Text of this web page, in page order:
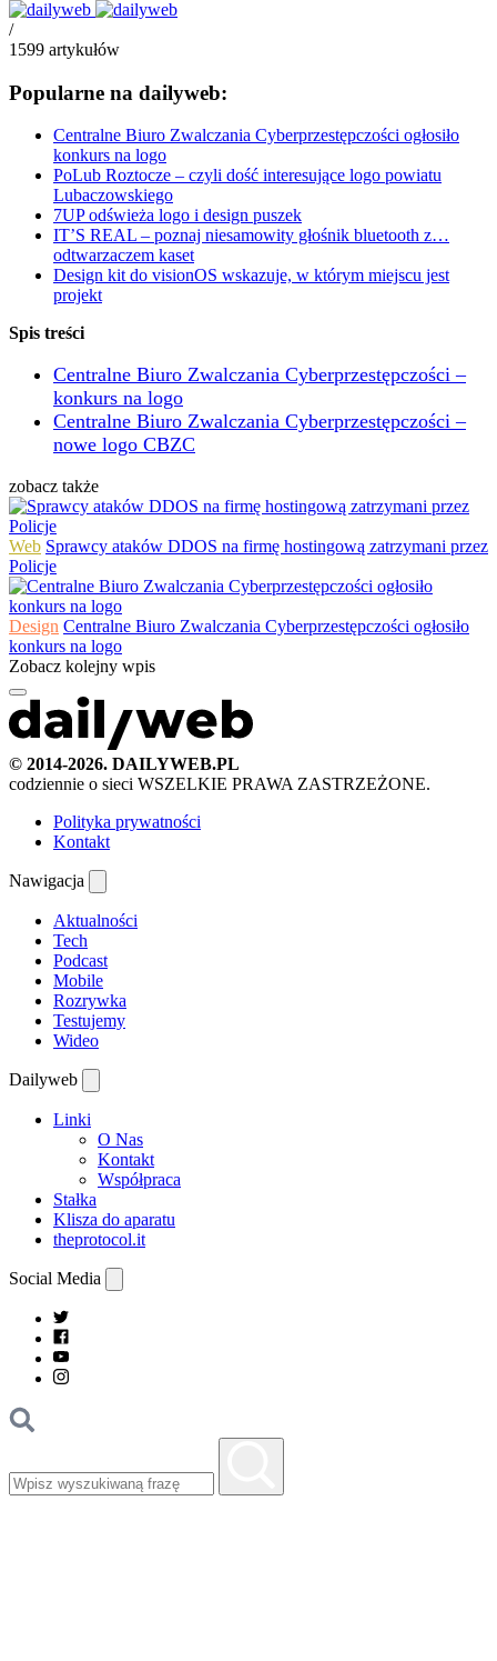
/
1599 artykułów
Popularne na dailyweb:
Centralne Biuro Zwalczania Cyberprzestępczości ogłosiło
konkurs na logo
PoLub Roztocze – czyli dość interesujące logo powiatu
Lubaczowskiego
7UP odświeża logo i design puszek
IT’S REAL – poznaj niesamowity głośnik bluetooth z…
odtwarzaczem kaset
Design kit do visionOS wskazuje, w którym miejscu jest
projekt
Spis treści
Centralne Biuro Zwalczania Cyberprzestępczości –
konkurs na logo
Centralne Biuro Zwalczania Cyberprzestępczości –
nowe logo CBZC
zobacz także
Web Sprawcy ataków DDOS na firmę hostingową zatrzymani przez
Policje
Design Centralne Biuro Zwalczania Cyberprzestępczości ogłosiło
konkurs na logo
Zobacz kolejny wpis
© 2014-2026. DAILYWEB.PL
codziennie o sieci WSZELKIE PRAWA ZASTRZEŻONE.
Polityka prywatności
Kontakt
Nawigacja
Aktualności
Tech
Podcast
Mobile
Rozrywka
Testujemy
Wideo
Dailyweb
Linki
O Nas
Kontakt
Współpraca
Stałka
Klisza do aparatu
theprotocol.it
Social Media